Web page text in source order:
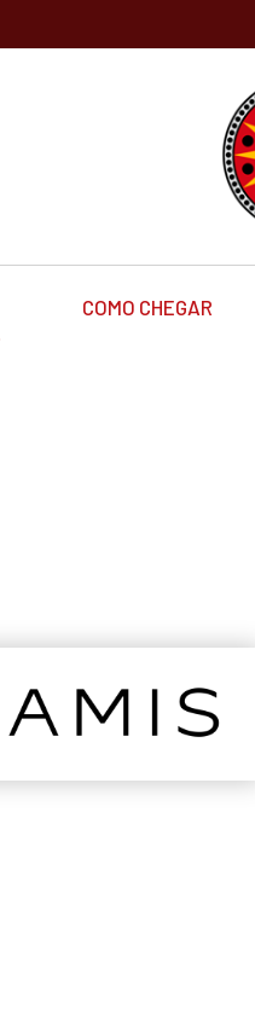
COMO CHEGAR